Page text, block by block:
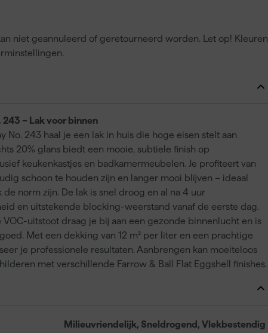
niet geannuleerd of geretourneerd worden. Let op! Kleuren
243 – Lak voor binnen
No. 243 haal je een lak in huis die hoge eisen stelt aan
20% glans biedt een mooie, subtiele finish op
keukenkastjes en badkamermeubelen. Je profiteert van
schoon te houden zijn en langer mooi blijven – ideaal
norm zijn. De lak is snel droog en al na 4 uur
en uitstekende blocking-weerstand vanaf de eerste dag.
uitstoot draag je bij aan een gezonde binnenlucht en is
Met een dekking van 12 m² per liter en een prachtige
je professionele resultaten. Aanbrengen kan moeiteloos
met verschillende Farrow & Ball Flat Eggshell finishes.
Milieuvriendelijk, Sneldrogend, Vlekbestendig